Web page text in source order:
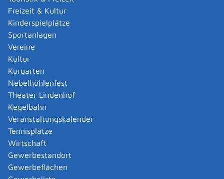
Freizeit & Kultur
Kinderspielplätze
Sportanlagen
Vereine
Kultur
Kurgarten
Nebelhöhlenfest
Theater Lindenhof
Kegelbahn
Veranstaltungskalender
Tennisplätze
Wirtschaft
Gewerbestandort
Gewerbeflächen
Altersrente - Rente bei vorzeitigem Eintritt in den
Ruhestand beantragen
Altersrente für besonders langjährig Versicherte
beantragen
Altersrente für schwerbehinderte Menschen
beantragen
Amtliche Meldebestätigung ausstellen
Andere Strafanzeige stellen
Änderung bezüglich des Betriebs gentechnischer
Anlagen mitteilen
Änderung der Gemeinschaftslizenz beantragen
Änderung des Entwicklungsziels einer Ökokonto-
Maßnahme beantragen
Änderung des Wohnsitzes innerhalb derselben
Stadt oder Gemeinde melden